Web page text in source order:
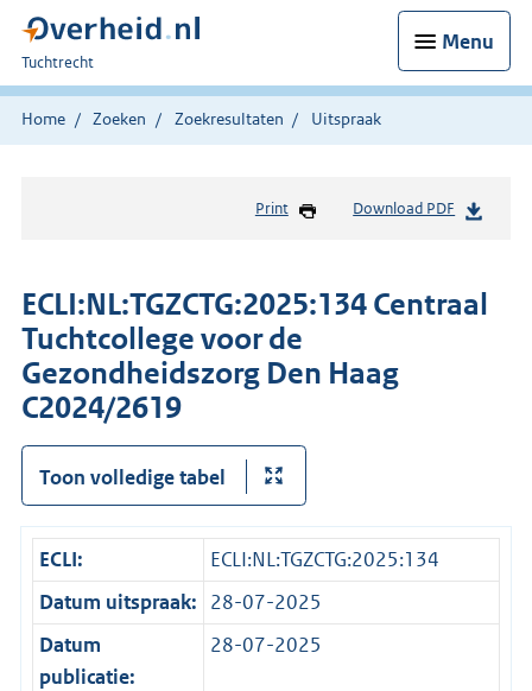
Menu
U
bent
hier:
Tuchtrecht
Home Zoeken Zoekresultaten Uitspraak
Print Download PDF
ECLI:NL:TGZCTG:2025:134 Centraal
Tuchtcollege voor de
Gezondheidszorg Den Haag
C2024/2619
Toon volledige tabel
ECLI:
ECLI:NL:TGZCTG:2025:134
Datum uitspraak: 28-07-2025
Datum
publicatie:
28-07-2025